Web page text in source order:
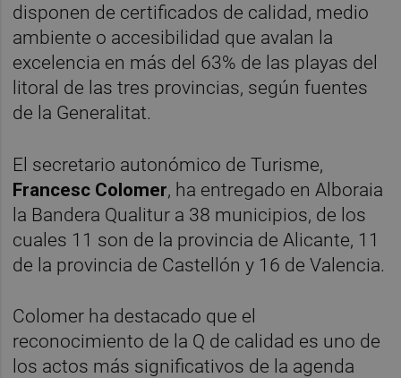
disponen de certificados de calidad, medio
ambiente o accesibilidad que avalan la
excelencia en más del 63% de las playas del
litoral de las tres provincias, según fuentes
de la Generalitat.
El secretario autonómico de Turisme,
Francesc Colomer, ha entregado en Alboraia
la Bandera Qualitur a 38 municipios, de los
cuales 11 son de la provincia de Alicante, 11
de la provincia de Castellón y 16 de Valencia.
Colomer ha destacado que el
reconocimiento de la Q de calidad es uno de
los actos más significativos de la agenda